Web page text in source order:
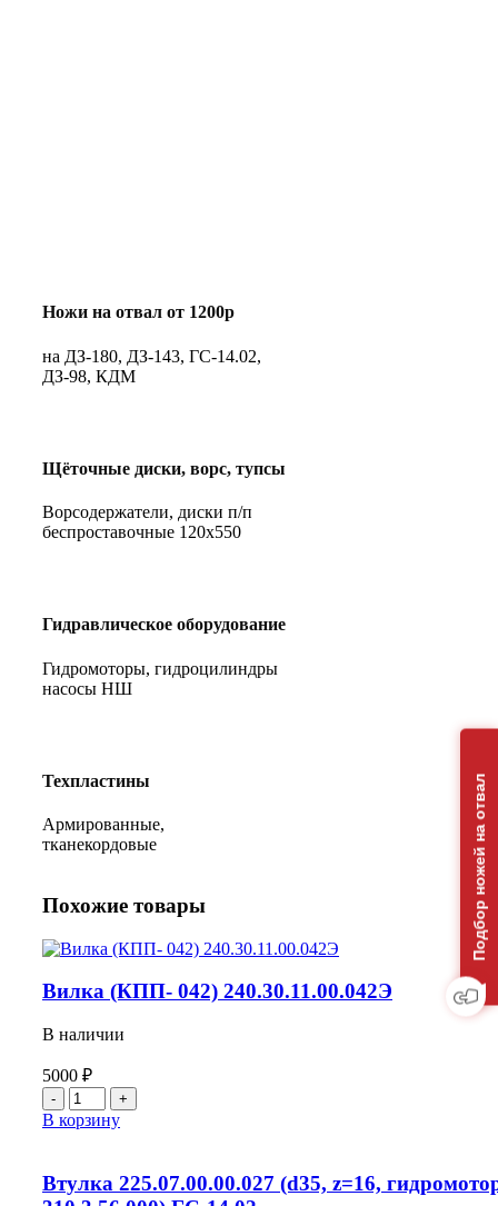
Ножи на отвал от 1200р
на ДЗ-180, ДЗ-143, ГС-14.02,
ДЗ-98, КДМ
Щёточные диски, ворс, тупсы
Ворсодержатели, диски п/п
беспроставочные 120х550
Гидравлическое оборудование
Гидромоторы, гидроцилиндры
насосы НШ
Техпластины
Армированные,
тканекордовые
Похожие товары
Вилка (КПП- 042) 240.30.11.00.042Э
В наличии
5000 ₽
Количество
товара
Вилка
240.30.11.00.042Э
В корзину
Втулка 225.07.00.00.027 (d35, z=16,
Подбор ножей на отвал